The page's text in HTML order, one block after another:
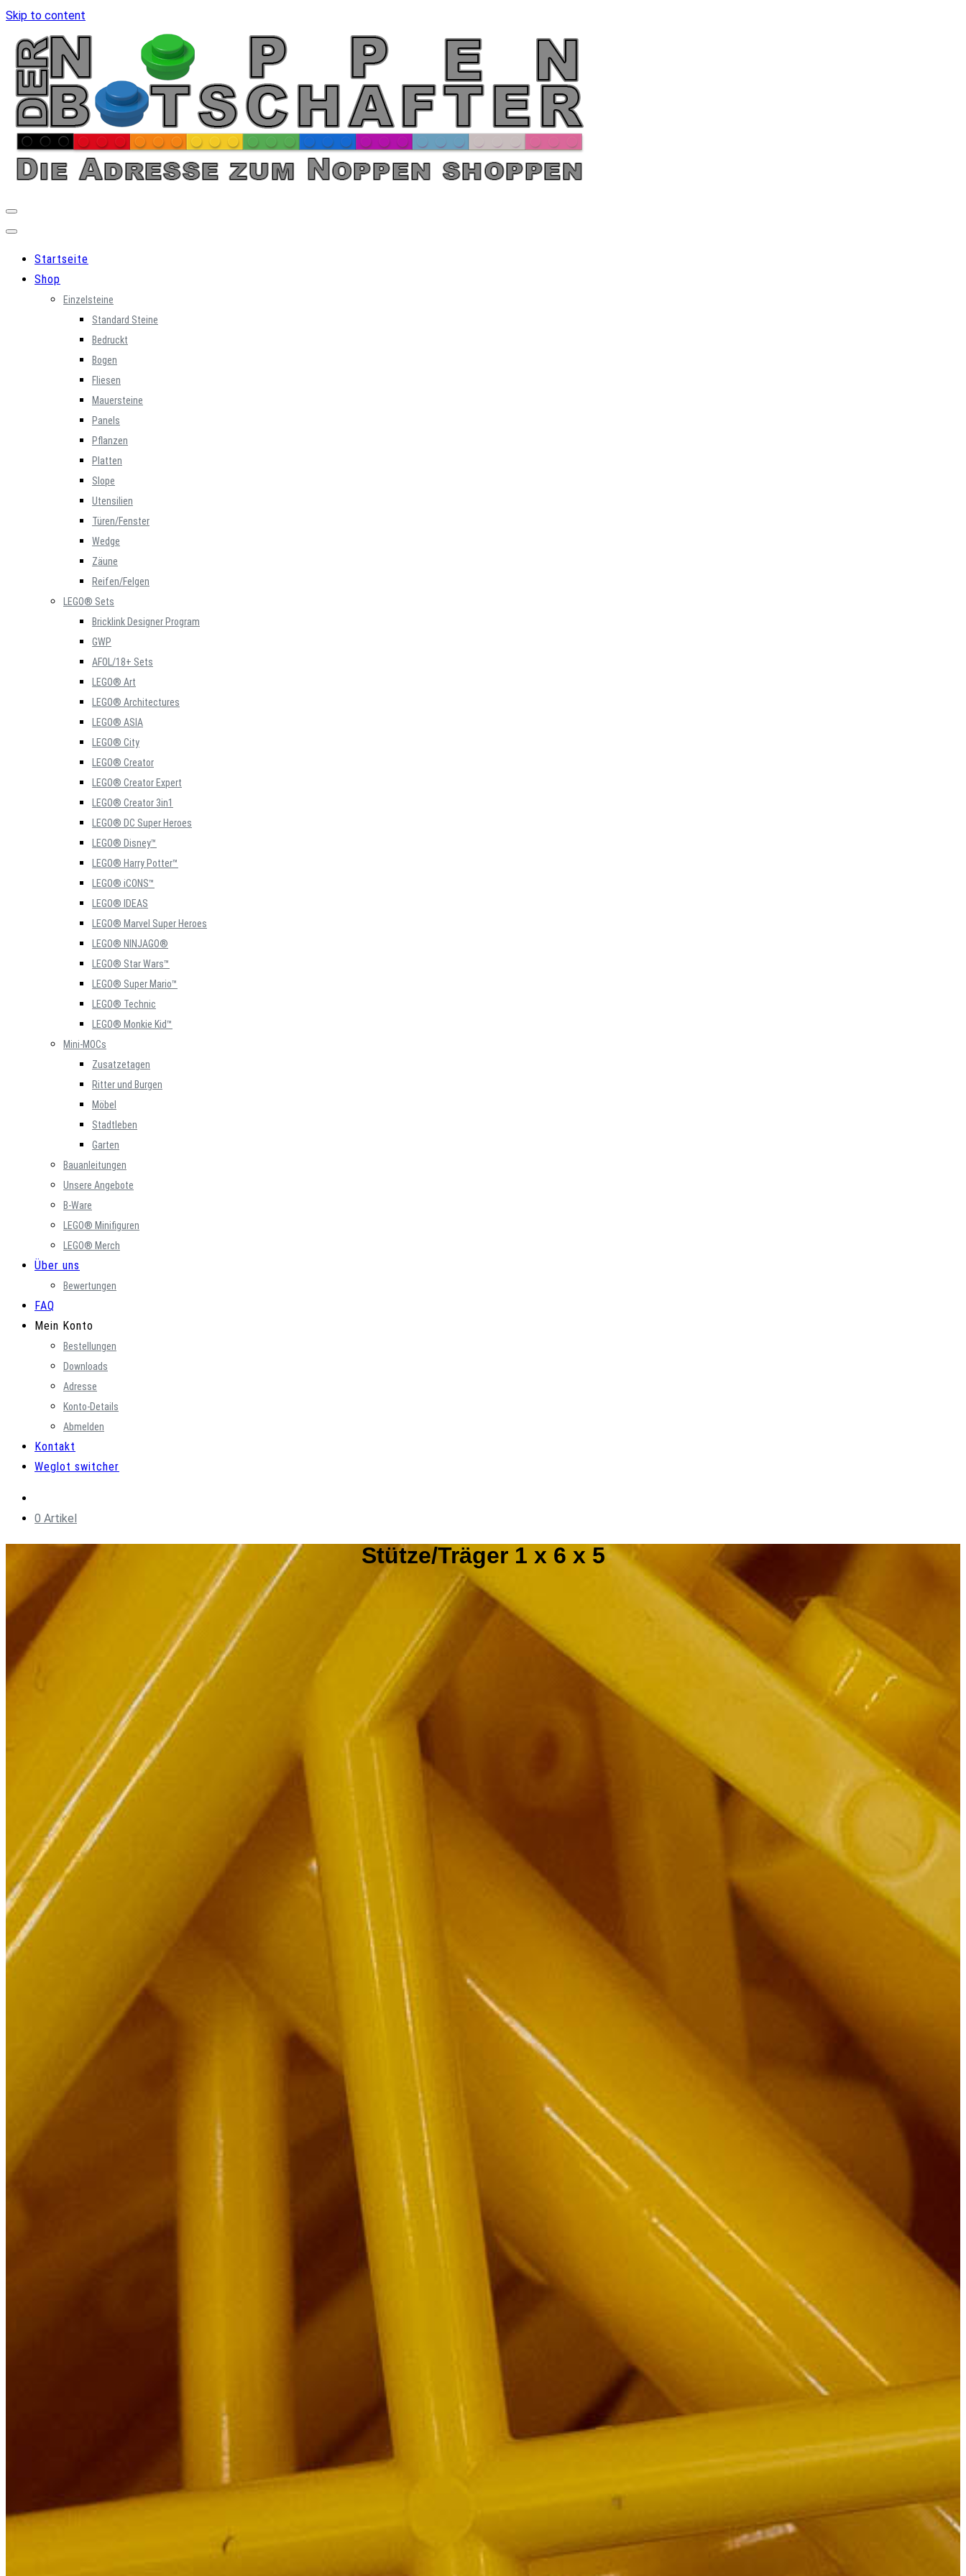
Skip to content
Startseite
Shop
Einzelsteine
Standard Steine
Bedruckt
Bogen
Fliesen
Mauersteine
Panels
Pflanzen
Platten
Slope
Utensilien
Türen/Fenster
Wedge
Zäune
Reifen/Felgen
LEGO® Sets
Bricklink Designer Program
GWP
AFOL/18+ Sets
LEGO® Art
LEGO® Architectures
LEGO® ASIA
LEGO® City
LEGO® Creator
LEGO® Creator Expert
LEGO® Creator 3in1
LEGO® DC Super Heroes
LEGO® Disney™
LEGO® Harry Potter™
LEGO® iCONS™
LEGO® IDEAS
LEGO® Marvel Super Heroes
LEGO® NINJAGO®
LEGO® Star Wars™
LEGO® Super Mario™
LEGO® Technic
LEGO® Monkie Kid™
Mini-MOCs
Zusatzetagen
Ritter und Burgen
Möbel
Stadtleben
Garten
Bauanleitungen
Unsere Angebote
B-Ware
LEGO® Minifiguren
LEGO® Merch
Über uns
Bewertungen
FAQ
Mein Konto
Bestellungen
Downloads
Adresse
Konto-Details
Abmelden
Kontakt
Weglot switcher
0 Artikel
Stütze/Träger 1 x 6 x 5